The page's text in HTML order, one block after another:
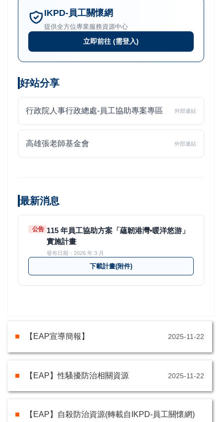
IKPD-員工關懷網
提供全方位專業服務資源中心
立即前往 (需登入)
好站分享
行政院人事行政總處-員工協助專案專區 外部連結
高雄張老師基金會 外部連結
最新消息
公告 115 年員工協助方案「蘊韌港灣•暖洋悠游」
實施計畫
發布日期：2026 年 3 月
下載計畫(附件)
【EAP宣導簡報】 2025-11-22
【EAP】性騷擾防治相關資源 2025-11-22
【EAP】自殺防治資源(轉載自IKPD-員工關懷網)